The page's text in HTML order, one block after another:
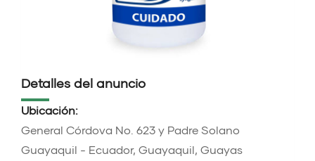
Detalles del anuncio
Ubicación:
General Córdova No. 623 y Padre Solano
Guayaquil - Ecuador, Guayaquil, Guayas